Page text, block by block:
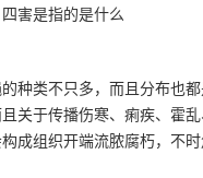
四害是指的是什么
种类不只多，而且分布也
关于传播伤寒、痢疾、霍
成组织开端流脓腐朽，不